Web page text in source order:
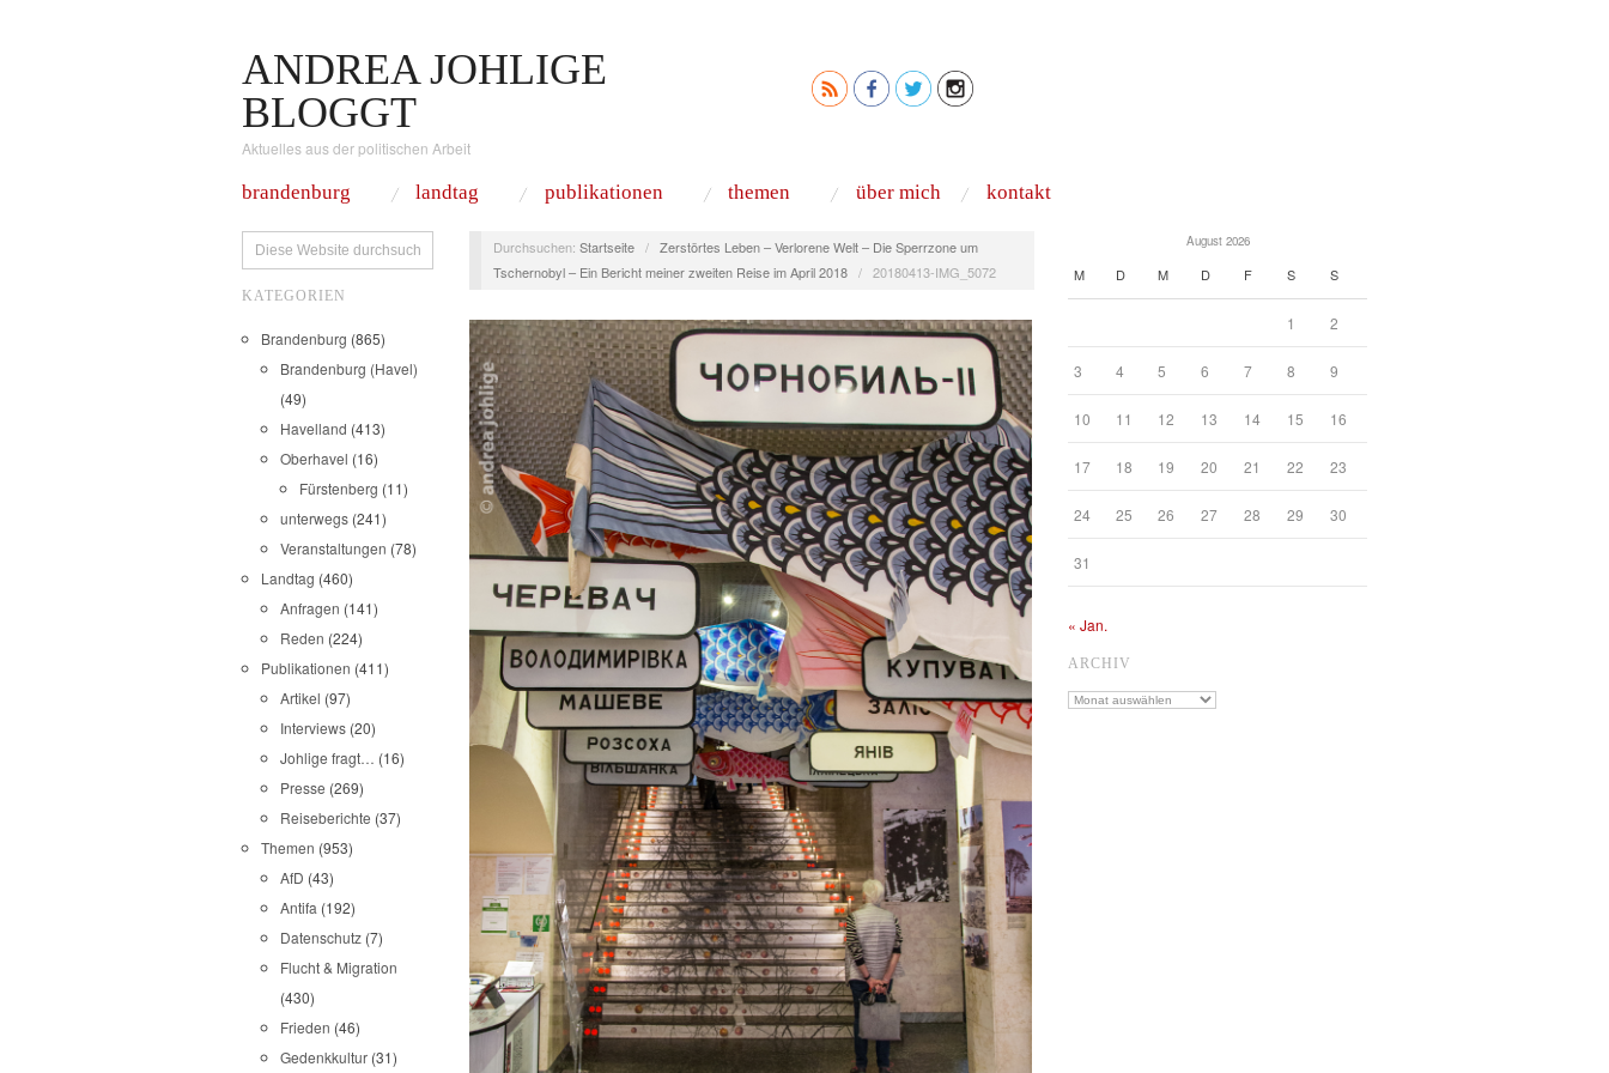
ANDREA JOHLIGE
BLOGGT
Aktuelles aus der politischen Arbeit
brandenburg landtag publikationen themen über mich kontakt
KATEGORIEN
Brandenburg (865)
Brandenburg (Havel)
(49)
Havelland (413)
Oberhavel (16)
Fürstenberg (11)
unterwegs (241)
Veranstaltungen (78)
Landtag (460)
Anfragen (141)
Reden (224)
Publikationen (411)
Artikel (97)
Interviews (20)
Johlige fragt… (16)
Presse (269)
Reiseberichte (37)
Themen (953)
AfD (43)
Antifa (192)
Datenschutz (7)
Flucht & Migration
(430)
Frieden (46)
Gedenkkultur (31)
Durchsuchen: Startseite / Zerstörtes Leben – Verlorene Welt – Die Sperrzone um
Tschernobyl – Ein Bericht meiner zweiten Reise im April 2018 / 20180413-IMG_5072
August 2026
M D M D F S S
1 2
3 4 5 6 7 8 9
10 11 12 13 14 15 16
17 18 19 20 21 22 23
24 25 26 27 28 29 30
31
« Jan.
ARCHIV
Archiv